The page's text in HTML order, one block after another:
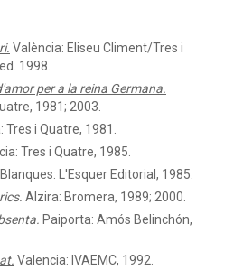
València: Eliseu Climent/Tres i
1998.
per a la reina Germana.
1981; 2003.
Tres i Quatre, 1981.
Tres i Quatre, 1985.
L'Esquer Editorial, 1985.
Alzira: Bromera, 1989; 2000.
Paiporta: Amós Belinchón,
Valencia: IVAEMC, 1992.